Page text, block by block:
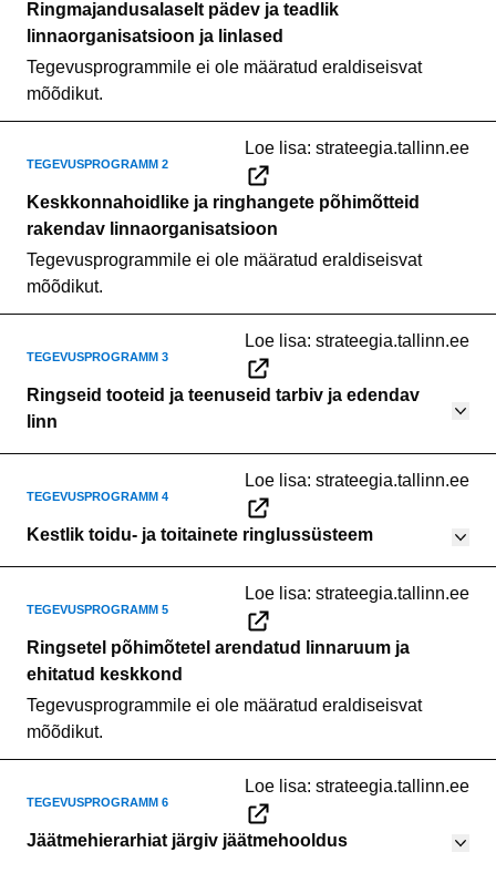
Ringmajandusalaselt pädev ja teadlik
linnaorganisatsioon ja linlased
Tegevusprogrammile ei ole määratud eraldiseisvat
mõõdikut.
Tegevusprogramm 2
Loe lisa: strateegia.tallinn.ee
Keskkonnahoidlike ja ringhangete põhimõtteid
rakendav linnaorganisatsioon
Tegevusprogrammile ei ole määratud eraldiseisvat
mõõdikut.
Tegevusprogramm 3
Loe lisa: strateegia.tallinn.ee
Ringseid tooteid ja teenuseid tarbiv ja edendav
linn
Tegevusprogramm 4
Loe lisa: strateegia.tallinn.ee
Kestlik toidu- ja toitainete ringlussüsteem
Tegevusprogramm 5
Loe lisa: strateegia.tallinn.ee
Ringsetel põhimõtetel arendatud linnaruum ja
ehitatud keskkond
Tegevusprogrammile ei ole määratud eraldiseisvat
mõõdikut.
Tegevusprogramm 6
Loe lisa: strateegia.tallinn.ee
Jäätmehierarhiat järgiv jäätmehooldus